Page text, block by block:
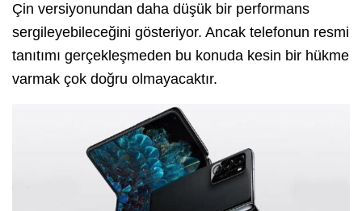
Çin versiyonundan daha düşük bir performans
sergileyebileceğini gösteriyor. Ancak telefonun resmi
tanıtımı gerçekleşmeden bu konuda kesin bir hükme
varmak çok doğru olmayacaktır.